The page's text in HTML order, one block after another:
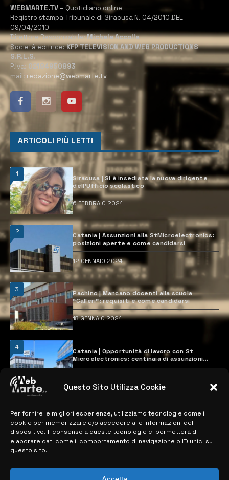
Questo Sito Utilizza Cookie
Per fornire le migliori esperienze, utilizziamo tecnologie come i
cookie per memorizzare e/o accedere alle informazioni del
dispositivo. Il consenso a queste tecnologie ci permetterà di
elaborare dati come il comportamento di navigazione o ID unici su
questo sito.
WEBMARTE.TV – Quotidiano online
Registro stampa Tribunale di Siracusa N. 04/2010 DEL
09/04/2010
Direttore Responsabile:Michele Accolla
Società editrice:KFP TELEVISION AND WEB PRODUCTIONS
S.R.L.S.
P.Iva: 02184950893
mail: redazione@webmarte.tv
ARTICOLI PIÙ LETTI
1
Siracusa | Si è insediata la nuova dirigente
dell’Ufficio scolastico
6 FEBBRAIO 2024
2
Catania | Assunzioni alla StMicroelectronics:
posizioni aperte e come candidarsi
12 GENNAIO 2024
3
Pachino | Mancano docenti alla scuola
“Calleri”: requisiti e come candidarsi
18 GENNAIO 2024
4
Catania | Opportunità di lavoro con St
Microelectronics: centinaia di assunzioni
previste
MAPPA DEL SITO
> NOTIZIE